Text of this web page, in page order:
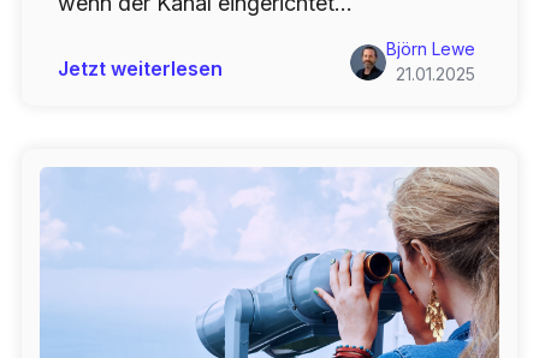
Björn Lewe
21.01.2025
Jetzt weiterlesen